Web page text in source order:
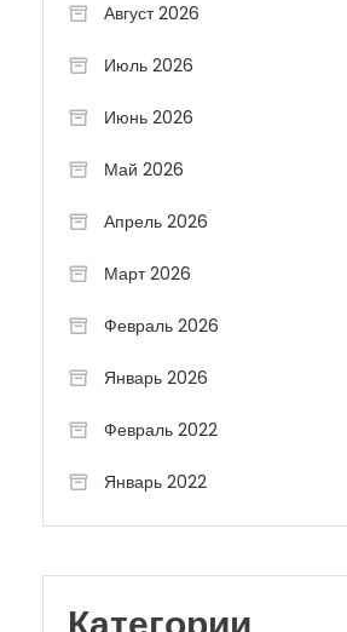
Август 2026
Июль 2026
Июнь 2026
Май 2026
Апрель 2026
Март 2026
Февраль 2026
Январь 2026
Февраль 2022
Январь 2022